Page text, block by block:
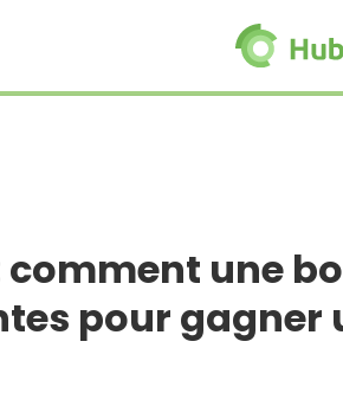
comment une
pour gagner